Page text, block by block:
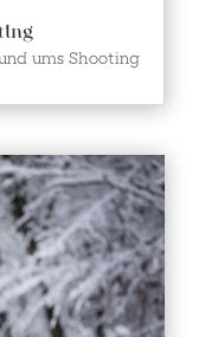
ums Shooting